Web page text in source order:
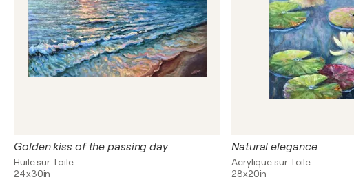
Golden kiss of the passing day
Huile sur Toile
24x30in
Natural elegance
Acrylique sur Toile
28x20in